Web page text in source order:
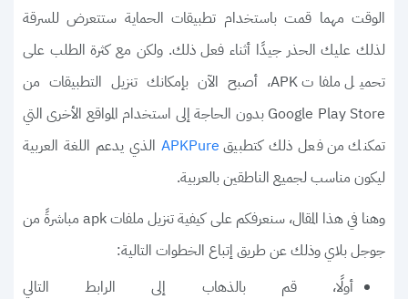
الوقت مهما قمت باستخدام تطبيقات الحماية ستتعرض للسرقة
لذلك عليك الحذر جيدًا أثناء فعل ذلك. ولكن مع كثرة الطلب على
تحميل ملفات APK، أصبح الآن بإمكانك تنزيل التطبيقات من
Google Play Store بدون الحاجة إلى استخدام المواقع الأخرى التي
تمكنك من فعل ذلك كتطبيق APKPure الذي يدعم اللغة العربية
ليكون مناسب لجميع الناطقين بالعربية.
وهنا في هذا المقال، سنعرفكم على كيفية تنزيل ملفات apk مباشرةً من
جوجل بلاي وذلك عن طريق إتباع الخطوات التالية:
أولًا، قم بالذهاب إلى الرابط التالي